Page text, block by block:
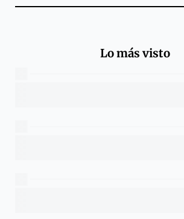
Lo más visto